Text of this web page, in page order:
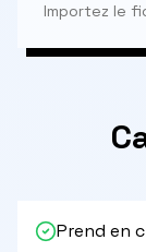
Importez le
Prend en